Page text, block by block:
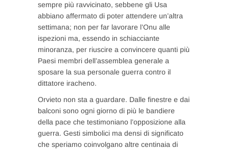
sempre più ravvicinato, sebbene gli Usa
abbiano affermato di poter attendere un’altra
settimana; non per far lavorare l’Onu alle
ispezioni ma, essendo in schiacciante
minoranza, per riuscire a convincere quanti più
Paesi membri dell’assemblea generale a
sposare la sua personale guerra contro il
dittatore iracheno.
Orvieto non sta a guardare. Dalle finestre e dai
balconi sono ogni giorno di più le bandiere
della pace che testimoniano l’opposizione alla
guerra. Gesti simbolici ma densi di significato
che speriamo coinvolgano altre centinaia di